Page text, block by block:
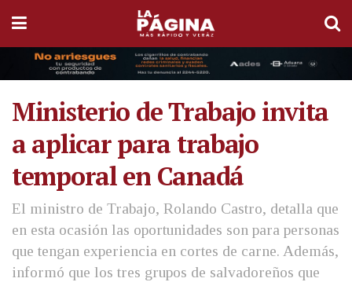
Ministerio de Trabajo invita
a aplicar para trabajo
temporal en Canadá
El ministro de Trabajo, Rolando Castro, detalla que
en esta ocasión las oportunidades son para personas
que tengan experiencia en cortes de carne. Además,
informó que los tres grupos de salvadoreños que